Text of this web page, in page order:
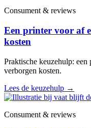
Consument & reviews
Een printer voor af
kosten
Praktische keuzehulp:
verborgen kosten.
Lees de keuzehulp →
Consument & reviews